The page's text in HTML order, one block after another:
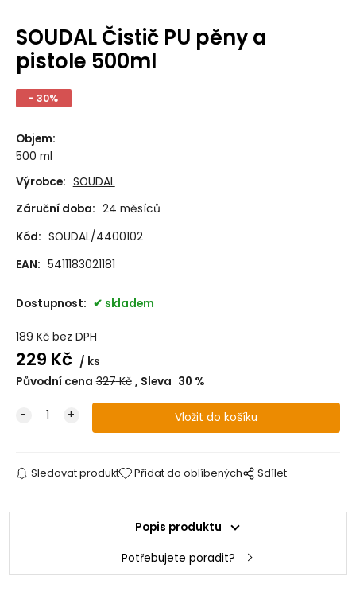
SOUDAL Čistič PU pěny a
pistole 500ml
- 30%
Objem:
500 ml
Výrobce: SOUDAL
Záruční doba: 24 měsíců
Kód: SOUDAL/4400102
EAN: 5411183021181
Dostupnost: skladem
189 Kč bez DPH
229 Kč
ks
Původní cena 327Kč Sleva 30 %
Sledovat produkt Přidat do oblíbených Sdílet
Popis produktu
Potřebujete poradit?